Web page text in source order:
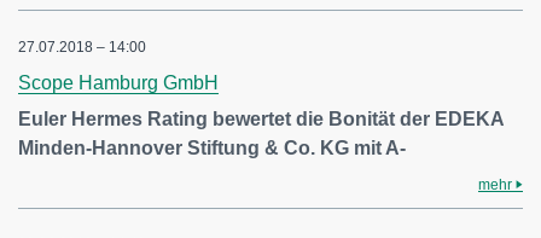
27.07.2018 – 14:00
Scope Hamburg GmbH
Euler Hermes Rating bewertet die Bonität der EDEKA
Minden-Hannover Stiftung & Co. KG mit A-
mehr